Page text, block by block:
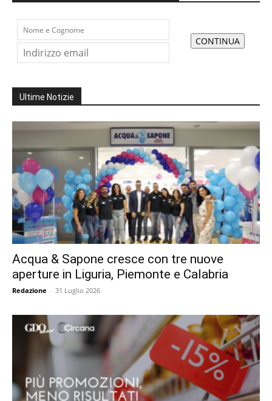
Ultime Notizie
Acqua & Sapone cresce con tre nuove
aperture in Liguria, Piemonte e Calabria
Redazione - 31 Luglio 2026